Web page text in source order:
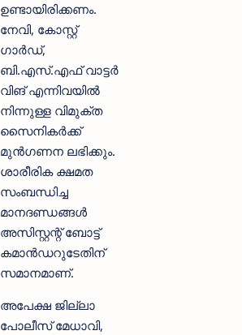
ഉണ്ടായിരിക്കണം.
നേവി, കോസ്റ്റ്
ഗാർഡ്,
ബി.എസ്.എഫ് വാട്ടർ
വിങ് എന്നിവയിൽ
നിന്നുള്ള വിമുക്ത
സൈനികർക്ക്
മുൻഗണന ലഭിക്കും.
ശാരീരിക ക്ഷമത
സംബന്ധിച്ച
മാനദണ്ഡങ്ങൾ
അസിസ്റ്റന്റ് ബോട്ട്
കമാൻഡറുടേതിന്
സമാനമാണ്.
അപേക്ഷ ജില്ലാ
പോലീസ് മേധാവി,